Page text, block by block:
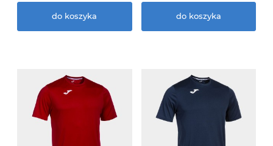
do koszyka do koszyka